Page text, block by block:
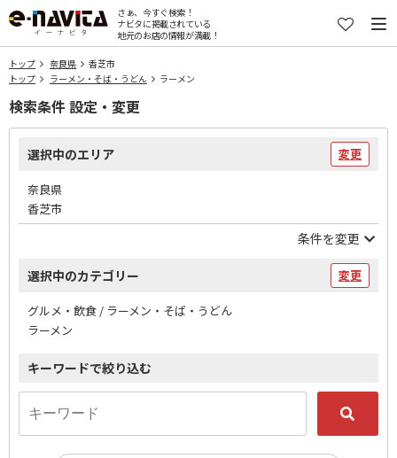
さぁ、今すぐ検索！
ナビタに掲載されている
地元のお店の情報が満載！
トップ 奈良県
香芝市
トップ
ラーメン・そば・うどん ラーメン
検索条件 設定・変更
選択中のエリア 変更
奈良県
香芝市
条件を変更
選択中のカテゴリー 変更
グルメ・飲食 / ラーメン・そば・うどん
ラーメン
キーワードで絞り込む